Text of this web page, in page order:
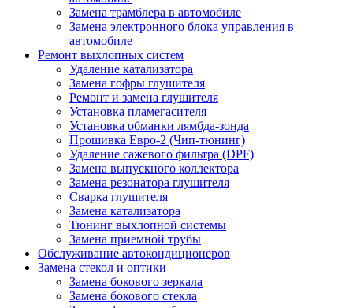
Замена трамблера в автомобиле
Замена электронного блока управления в
автомобиле
Ремонт выхлопных систем
Удаление катализатора
Замена гофры глушителя
Ремонт и замена глушителя
Установка пламегасителя
Установка обманки лямбда-зонда
Прошивка Евро-2 (Чип-тюнинг)
Удаление сажевого фильтра (DPF)
Замена выпускного коллектора
Замена резонатора глушителя
Сварка глушителя
Замена катализатора
Тюнинг выхлопной системы
Замена приемной трубы
Обслуживание автокондиционеров
Замена стекол и оптики
Замена бокового зеркала
Замена бокового стекла